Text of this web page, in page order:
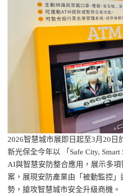
2026智慧城市展即日起至3月20日
新光保全今年以 「Safe City,
AI與智慧安防整合應用，展示多
案，展現安防產業由「被動監控
勢，搶攻智慧城市安全升級商機。